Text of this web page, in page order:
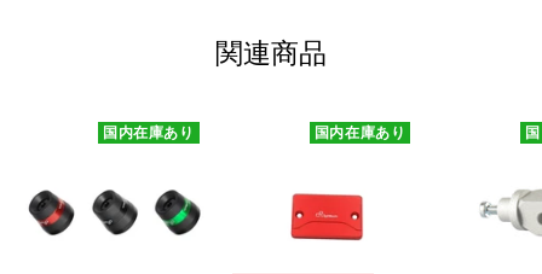
関連商品
国内在庫あり 国内在庫あり